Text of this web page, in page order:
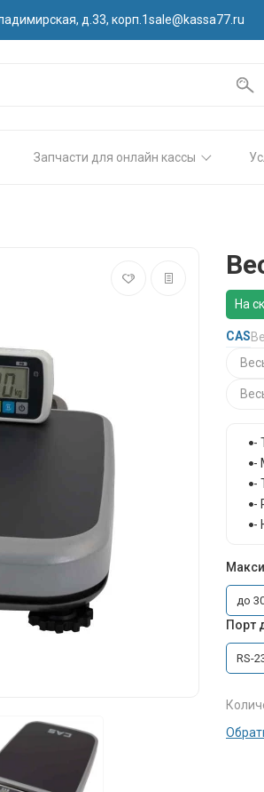
д.33, корп.1sale@kassa77.ru
Запчасти для онлайн кассы
На
CAS
-
-
-
-
-
до
Порт
RS-